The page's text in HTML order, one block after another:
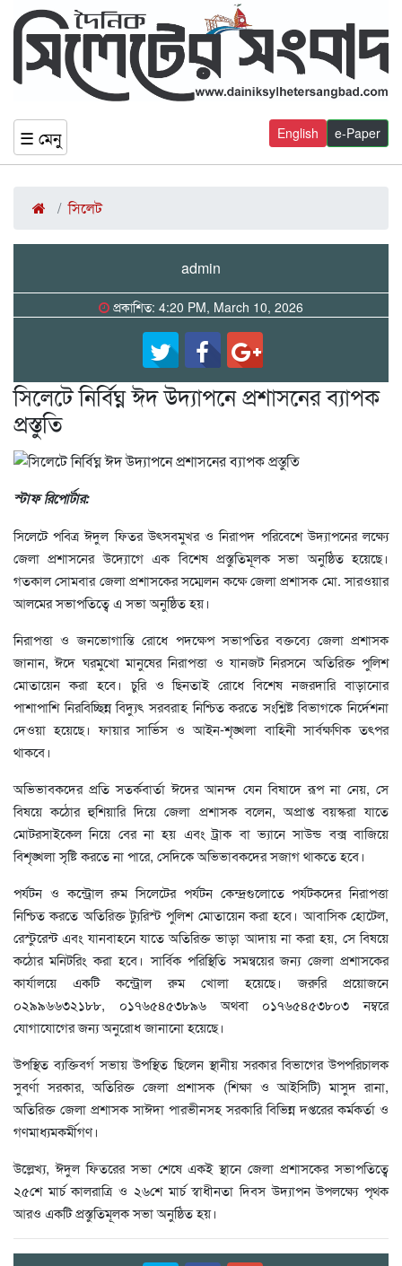
☰ মেনু e-Paper
English
সিলেট
admin
প্রকাশিত: 4:20 PM, March 10, 2026
সিলেটে নির্বিঘ্ন ঈদ উদ্যাপনে প্রশাসনের ব্যাপক
প্রস্তুতি
স্টাফ রিপোর্টার:
সিলেটে পবিত্র ঈদুল ফিতর উৎসবমুখর ও নিরাপদ পরিবেশে উদ্যাপনের লক্ষ্যে
জেলা প্রশাসনের উদ্যোগে এক বিশেষ প্রস্তুতিমূলক সভা অনুষ্ঠিত হয়েছে।
গতকাল সোমবার জেলা প্রশাসকের সম্মেলন কক্ষে জেলা প্রশাসক মো. সারওয়ার
আলমের সভাপতিত্বে এ সভা অনুষ্ঠিত হয়।
নিরাপত্তা ও জনভোগান্তি রোধে পদক্ষেপ সভাপতির বক্তব্যে জেলা প্রশাসক
জানান, ঈদে ঘরমুখো মানুষের নিরাপত্তা ও যানজট নিরসনে অতিরিক্ত পুলিশ
মোতায়েন করা হবে। চুরি ও ছিনতাই রোধে বিশেষ নজরদারি বাড়ানোর
পাশাপাশি নিরবিচ্ছিন্ন বিদ্যুৎ সরবরাহ নিশ্চিত করতে সংশ্লিষ্ট বিভাগকে নির্দেশনা
দেওয়া হয়েছে। ফায়ার সার্ভিস ও আইন-শৃঙ্খলা বাহিনী সার্বক্ষণিক তৎপর
থাকবে।
অভিভাবকদের প্রতি সতর্কবার্তা ঈদের আনন্দ যেন বিষাদে রূপ না নেয়, সে
বিষয়ে কঠোর হুশিয়ারি দিয়ে জেলা প্রশাসক বলেন, অপ্রাপ্ত বয়স্করা যাতে
মোটরসাইকেল নিয়ে বের না হয় এবং ট্রাক বা ভ্যানে সাউন্ড বক্স বাজিয়ে
বিশৃঙ্খলা সৃষ্টি করতে না পারে, সেদিকে অভিভাবকদের সজাগ থাকতে হবে।
পর্যটন ও কন্ট্রোল রুম সিলেটের পর্যটন কেন্দ্রগুলোতে পর্যটকদের নিরাপত্তা
নিশ্চিত করতে অতিরিক্ত ট্যুরিস্ট পুলিশ মোতায়েন করা হবে। আবাসিক হোটেল,
রেস্টুরেন্ট এবং যানবাহনে যাতে অতিরিক্ত ভাড়া আদায় না করা হয়, সে বিষয়ে
কঠোর মনিটরিং করা হবে। সার্বিক পরিস্থিতি সমন্বয়ের জন্য জেলা প্রশাসকের
কার্যালয়ে একটি কন্ট্রোল রুম খোলা হয়েছে। জরুরি প্রয়োজনে
০২৯৯৬৬৩২১৮৮, ০১৭৬৫৪৫৩৮৯৬ অথবা ০১৭৬৫৪৫৩৮০৩ নম্বরে
যোগাযোগের জন্য অনুরোধ জানানো হয়েছে।
উপস্থিত ব্যক্তিবর্গ সভায় উপস্থিত ছিলেন স্থানীয় সরকার বিভাগের উপপরিচালক
সুবর্ণা সরকার, অতিরিক্ত জেলা প্রশাসক (শিক্ষা ও আইসিটি) মাসুদ রানা,
অতিরিক্ত জেলা প্রশাসক সাঈদা পারভীনসহ সরকারি বিভিন্ন দপ্তরের কর্মকর্তা ও
গণমাধ্যমকর্মীগণ।
উল্লেখ্য, ঈদুল ফিতরের সভা শেষে একই স্থানে জেলা প্রশাসকের সভাপতিত্বে
২৫শে মার্চ কালরাত্রি ও ২৬শে মার্চ স্বাধীনতা দিবস উদ্যাপন উপলক্ষ্যে পৃথক
আরও একটি প্রস্তুতিমূলক সভা অনুষ্ঠিত হয়।